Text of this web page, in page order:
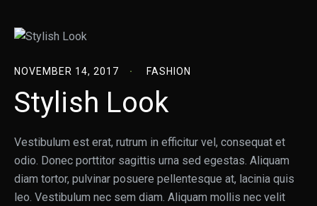
NOVEMBER 14, 2017 FASHION
Stylish Look
Vestibulum est erat, rutrum in efficitur vel, consequat et
odio. Donec porttitor sagittis urna sed egestas. Aliquam
diam tortor, pulvinar posuere pellentesque at, lacinia quis
leo. Vestibulum nec sem diam. Aliquam mollis nec velit